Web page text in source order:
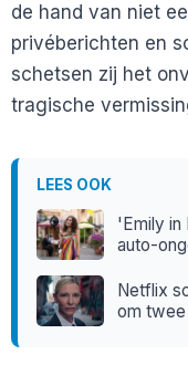
de hand van niet
privéberichten en
schetsen zij het
tragische
LEES OOK
'Emily in
auto-
Netflix
om twee